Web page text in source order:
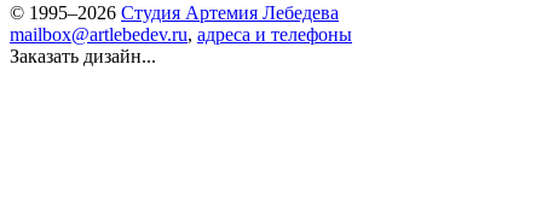
© 1995–2026 Студия Артемия Лебедева
mailbox@artlebedev.ru, адреса и телефоны
Заказать дизайн...